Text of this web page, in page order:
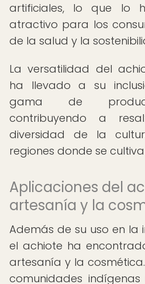
artificiales, lo que lo
atractivo para los
de la salud y la
La versatilidad del
ha llevado a su
gama de
contribuyendo a
diversidad de la
regiones donde se cultiva
Aplicaciones del
artesanía y la
Además de su uso en la
el achiote ha
artesanía y la
comunidades